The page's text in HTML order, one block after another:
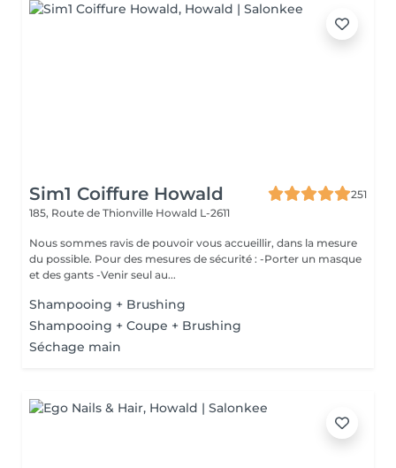
Sim1 Coiffure Howald
251
185, Route de Thionville Howald L-2611
Nous sommes ravis de pouvoir vous accueillir, dans la mesure
du possible. Pour des mesures de sécurité : -Porter un masque
et des gants -Venir seul au...
Shampooing + Brushing
Shampooing + Coupe + Brushing
Séchage main